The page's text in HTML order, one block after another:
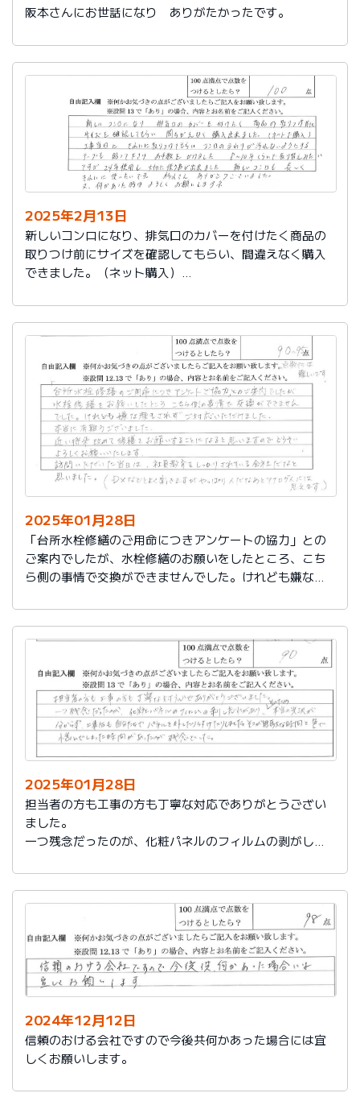
阪本さんにお世話になり ありがたかったです。
2025年2月13日
新しいコンロになり、排気口のカバーを付けたく商品の
取りつけ前にサイズを確認してもらい、間違えなく購入
できました。（ネット購入）
汚れないようにするテープも貼って下さりお手数をかけ
ました。
８～10年くらいで取り替えみたいですが、24年使用し大
切に使う事が出来ました。新しいコンロも長～くきれい
に使いたいです。杉山さん、ありがとうございました。
又、何かあった時はよろしくお願いしますネ
2025年01月28日
「台所水栓修繕のご用命につきアンケートの協力」との
ご案内でしたが、水栓修繕のお願いをしたところ、こち
ら側の事情で交換ができませんでした。けれども嫌な顔
本当に有難うございました。
近い将来、改めて修繕をお願いすることになると思いま
すので、どうぞよろしくお願いいたします。
訪問いただいた当日は、社員教育をしっかりされている
会社だなと思いました。（DXなどとよく聞きますが、や
っぱり人だなぁとアナログ人には思えます）
2025年01月28日
担当者の方も工事の方も丁寧な対応でありがとうござい
ました。
一つ残念だったのが、化粧パネルのフィルムの剥がし忘
分たちでパネルを外したり付けたりしました。そこが無
駄な時間と色で悩んでしまった時間があったのが残念で
2024年12月12日
信頼のおける会社ですので今後共何かあった場合には宜
しくお願いします。